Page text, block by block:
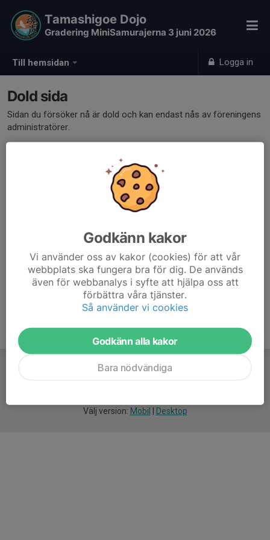
Till hemsidan Logga in
Tamashigoe Dojo
Gradering MiniSamurajerna 3 juni 2026
Dold sida
Sidan du försöker nå är dold och kan endast nås av föreningens
administratörer.
Välj version: Mobil Desktop
Godkänn kakor
Vi använder oss av kakor (cookies) för att vår
webbplats ska fungera bra för dig. De används
även för webbanalys i syfte att hjälpa oss att
förbättra våra tjänster.
Så använder vi cookies
Godkänn alla kakor
Bara nödvändiga